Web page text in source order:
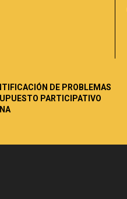
DE PROBLEMAS
PARTICIPATIVO